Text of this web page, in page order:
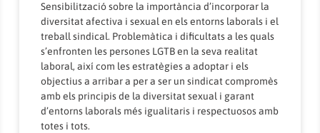
Sensibilització sobre la importància d’incorporar la
diversitat afectiva i sexual en els entorns laborals i el
treball sindical. Problemàtica i dificultats a les quals
s’enfronten les persones LGTB en la seva realitat
laboral, així com les estratègies a adoptar i els
objectius a arribar a per a ser un sindicat compromès
amb els principis de la diversitat sexual i garant
d’entorns laborals més igualitaris i respectuosos amb
totes i tots.